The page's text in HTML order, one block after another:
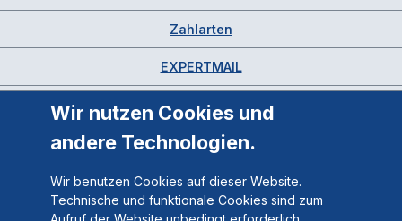
Zahlarten
EXPERTMAIL
Wir nutzen Cookies und
andere Technologien.
Wir benutzen Cookies auf dieser Website.
Technische und funktionale Cookies sind zum